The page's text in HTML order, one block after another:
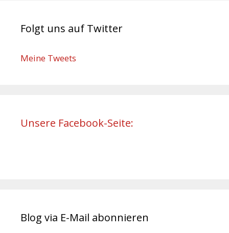
Folgt uns auf Twitter
Meine Tweets
Unsere Facebook-Seite:
Blog via E-Mail abonnieren